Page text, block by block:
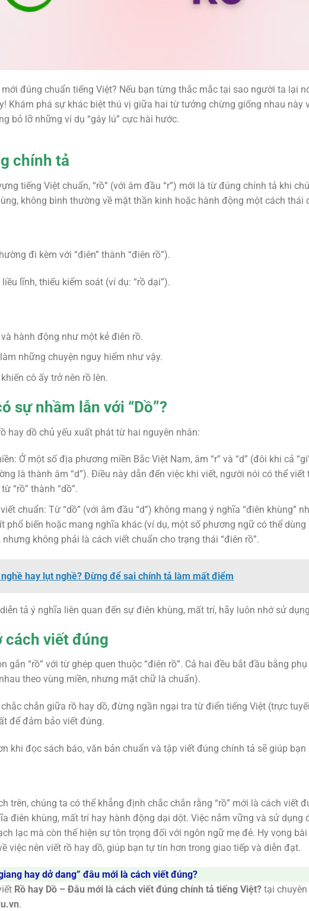
đúng chuẩn tiếng Việt? Nếu bạn từng thắc mắc tại sao người ta lại
Khám phá sự khác biệt thú vị giữa hai từ tưởng chừng giống nhau này
bỏ lỡ những ví dụ “gây lú” cực hài hước.
chính tả
tiếng Việt chuẩn, “rồ” (với âm đầu “r”) mới là từ đúng chính tả khi
không bình thường về mặt thần kinh hoặc hành động một cách thái
đi kèm với “điên” thành “điên rồ”).
lĩnh, thiếu kiểm soát (ví dụ: “rồ dại”).
hành động như một kẻ điên rồ.
những chuyện nguy hiểm như vậy.
cô ấy trở nên rồ lên.
sự nhầm lẫn với “Dồ”?
hay dồ chủ yếu xuất phát từ hai nguyên nhân:
Ở một số địa phương miền Bắc Việt Nam, âm “r” và “d” (đôi khi cả
là thành âm “d”). Điều này dẫn đến việc khi viết, người nói có thể
“rồ” thành “dồ”.
chuẩn: Từ “dồ” (với âm đầu “d”) không mang ý nghĩa “điên khùng”
phổ biến hoặc mang nghĩa khác (ví dụ, một số phương ngữ có thể
nhưng không phải là cách viết chuẩn cho trạng thái “điên rồ”.
nghề hay lụt nghề? Đừng để sai chính tả làm mất điểm
tả ý nghĩa liên quan đến sự điên khùng, mất trí, hãy luôn nhớ sử
cách viết đúng
gắn “rồ” với từ ghép quen thuộc “điên rồ”. Cả hai đều bắt đầu bằng
theo vùng miền, nhưng mặt chữ là chuẩn).
chắn giữa rồ hay dồ, đừng ngần ngại tra từ điển tiếng Việt (trực
để đảm bảo viết đúng.
khi đọc sách báo, văn bản chuẩn và tập viết đúng chính tả sẽ giúp
trên, chúng ta có thể khẳng định chắc chắn rằng “rồ” mới là cách viết
điên khùng, mất trí hay hành động dại dột. Việc nắm vững và sử dụng
lạc mà còn thể hiện sự tôn trọng đối với ngôn ngữ mẹ đẻ. Hy vọng
việc nên viết rồ hay dồ, giúp bạn tự tin hơn trong giao tiếp và diễn đạt.
hay dở dang” đâu mới là cách viết đúng?
Rồ hay Dồ – Đâu mới là cách viết đúng chính tả tiếng Việt? tại
.